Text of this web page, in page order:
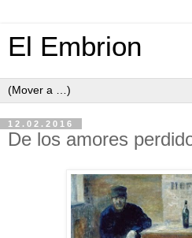
El Embrion
12.02.2016
De los amores